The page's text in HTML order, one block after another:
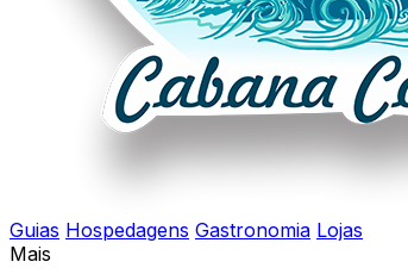
Guias Hospedagens Gastronomia Lojas
Mais